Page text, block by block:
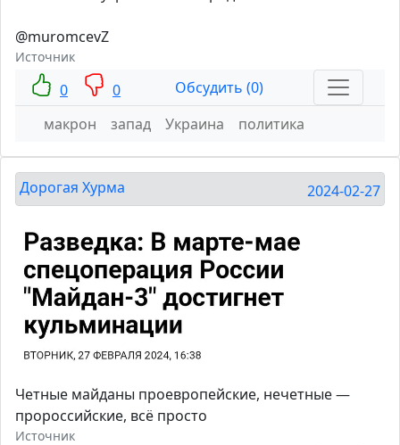
@muromcevZ
Источник
0 0
Обсудить (0)
макрон
запад Украина политика
Дорогая Хурма 2024-02-27
Четные майданы проевропейские, нечетные —
пророссийские, всё просто
Источник